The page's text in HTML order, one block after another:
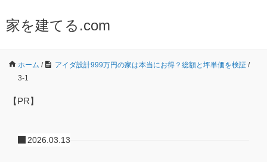
家を建てる.com
ホーム / アイダ設計999万円の家は本当にお得？総額と坪単価を検証 /
3-1
【PR】
2026.03.13